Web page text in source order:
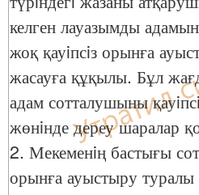
келген лауазымды
жоқ қауiпсiз орынға
жасауға құқылы. Бұл
адам сотталушыны
жөнiнде дереу шаралар
2. Мекеменiң бастығы
орынға ауыстыру